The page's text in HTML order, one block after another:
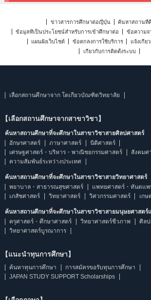
ข่าวสารการศึกษาต่อญี่ปุ่น
ค้นหาสถานที่
ข้อมูลที่เป็นประโยชน์สำหรับการเข้าศึกษาต่อ
ข้อความจ
แผนผังเว็บไซต์
ข้อตกลงการใช้บริการ
แจ้งเกี่
เกี่ยวกับการติดตั้งระบบ
เลือกสถานศึกษาจาก โตเกียวบัณฑิตวิทยาลัย
【เลือกสถานศึกษาจากสาขาวิชา】
ค้นหาสถานศึกษาที่จะศึกษาในสาขาวิชาสายศิลปศาสตร์
อักษรศาสตร์
ภาษาศาสตร์
นิติศาสตร์
เศรษฐศาสตร์・บริหาร・พาณิชยกรรมศาสตร์
สังคมศ
ความสัมพันธ์ระหว่างประเทศ
ค้นหาสถานศึกษาที่จะศึกษาในสาขาวิชาสายวิทยาศาสตร์
พยาบาล・สาธารณสุขศาสตร์
แพทยศาสตร์・ทันตแ
เภสัชศาสตร์
วิทยาศาสตร์ วิศวกรรมศาสตร์ เกษ
ค้นหาสถานศึกษาที่จะศึกษาในสาขาวิชาสายมนุษยศาสตร์
ครุศาสตร์・ศึกษาศาสตร์
วิทยาศาสตร์ชีวภาพ
ศิลป
วิทยาศาสตร์บูรณาการ
【แนะนำทุนการศึกษา】
ค้นหาทุนการศึกษา
การสมัครขอรับทุนการศึกษา
JAPAN STUDY SUPPORT Scholarships